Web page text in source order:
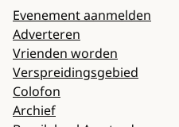
Evenement aanmelden
Adverteren
Vrienden worden
Verspreidingsgebied
Colofon
Archief